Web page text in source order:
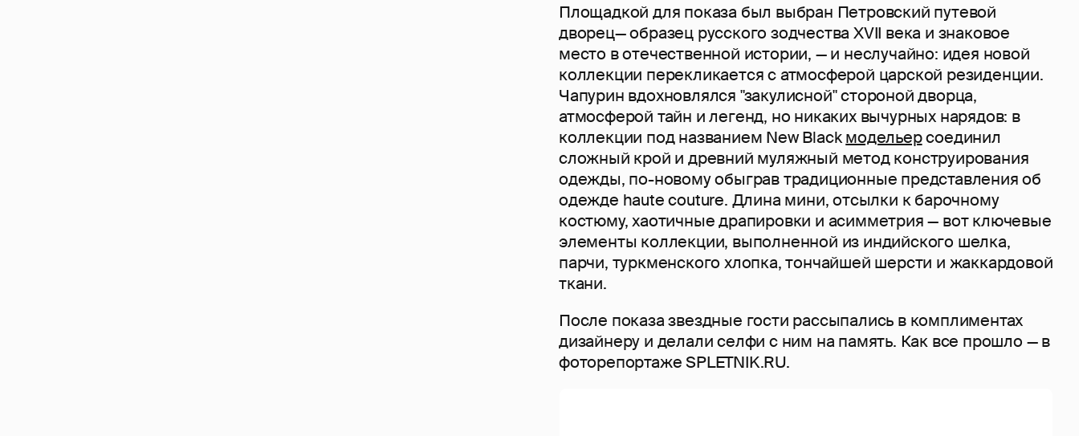
Площадкой для показа был выбран Петровский путевой
дворец— образец русского зодчества XVII века и знаковое
место в отечественной истории, — и неслучайно: идея новой
коллекции перекликается с атмосферой царской резиденции.
Чапурин вдохновлялся "закулисной" стороной дворца,
атмосферой тайн и легенд, но никаких вычурных нарядов: в
коллекции под названием New Blackмодельерсоединил
сложный крой и древний муляжный метод конструирования
одежды, по-новому обыграв традиционные представления об
одежде haute couture. Длина мини, отсылки к барочному
костюму, хаотичные драпировки и асимметрия — вот ключевые
элементы коллекции, выполненной из индийского шелка,
парчи, туркменского хлопка, тончайшей шерсти и жаккардовой
ткани.
После показа звездные гости рассыпались в комплиментах
дизайнеру и делали селфи с ним на память. Как все прошло — в
фоторепортаже SPLETNIK.RU.